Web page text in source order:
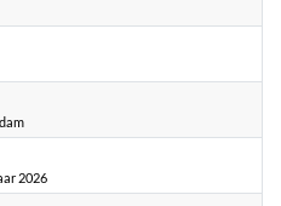
2026